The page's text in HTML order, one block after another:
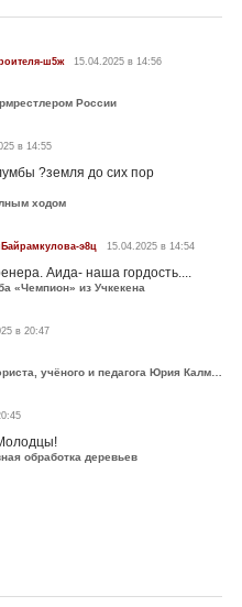
ш5ж 15.04.2025 в 14:56
России
в 14:55
?земля до сих пор
ходом
э8ц 15.04.2025 в 14:54
Аида- наша гордость....
«Чемпион» из Учкекена
в 20:47
В Черкесске чествовали выдающегося юриста, учёного и педагога Юрия Калмыкова
обработка деревьев